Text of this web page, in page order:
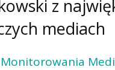
z
mediach